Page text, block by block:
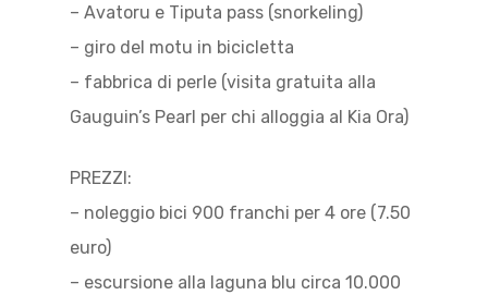
– Avatoru e Tiputa pass (snorkeling)
– giro del motu in bicicletta
– fabbrica di perle (visita gratuita alla
Gauguin’s Pearl per chi alloggia al Kia Ora)
PREZZI:
– noleggio bici 900 franchi per 4 ore (7.50
euro)
– escursione alla laguna blu circa 10.000